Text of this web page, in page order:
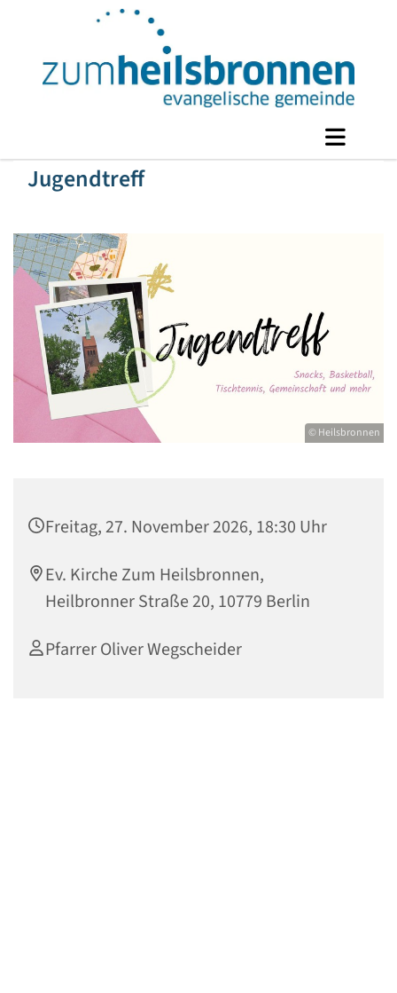
Jugendtreff
© Heilsbronnen
Freitag, 27. November 2026, 18:30 Uhr
Ev. Kirche Zum Heilsbronnen,
Heilbronner Straße 20, 10779 Berlin
Pfarrer Oliver Wegscheider